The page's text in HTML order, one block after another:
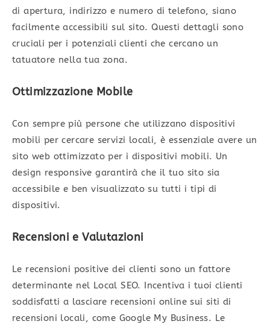
di apertura, indirizzo e numero di telefono, siano
facilmente accessibili sul sito. Questi dettagli sono
cruciali per i potenziali clienti che cercano un
tatuatore nella tua zona.
Ottimizzazione Mobile
Con sempre più persone che utilizzano dispositivi
mobili per cercare servizi locali, è essenziale avere un
sito web ottimizzato per i dispositivi mobili. Un
design responsive garantirà che il tuo sito sia
accessibile e ben visualizzato su tutti i tipi di
dispositivi.
Recensioni e Valutazioni
Le recensioni positive dei clienti sono un fattore
determinante nel Local SEO. Incentiva i tuoi clienti
soddisfatti a lasciare recensioni online sui siti di
recensioni locali, come Google My Business. Le